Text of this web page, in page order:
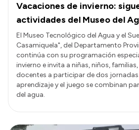
Vacaciones de invierno:
actividades del Museo del
El Museo Tecnológico del Agua y el
Casamiquela", del Departamento
continúa con su programación
invierno e invita a niñas, niños,
docentes a participar de dos
aprendizaje y el juego se combinan
del agua.